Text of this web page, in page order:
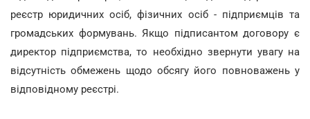
реєстр юридичних осіб, фізичних осіб - підприємців та
громадських формувань. Якщо підписантом договору є
директор підприємства, то необхідно звернути увагу на
відсутність обмежень щодо обсягу його повноважень у
відповідному реєстрі.